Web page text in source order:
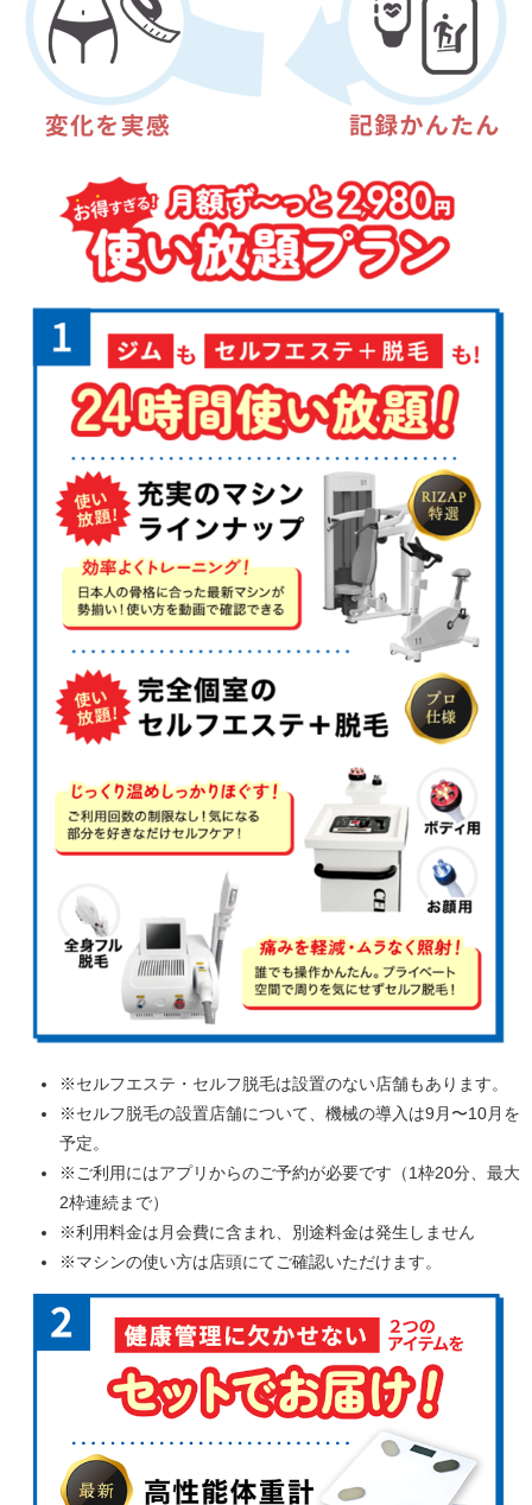
※セルフエステ・セルフ脱毛は設置のない店舗もあります。
※セルフ脱毛の設置店舗について、機械の導入は9月〜10月を
予定。
※ご利用にはアプリからのご予約が必要です（1枠20分、最大
2枠連続まで）
※利用料金は月会費に含まれ、別途料金は発生しません
※マシンの使い方は店頭にてご確認いただけます。